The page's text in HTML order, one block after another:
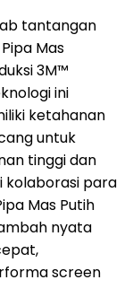
tantangan
Mas
3M™
ini
ketahanan
untuk
tinggi dan
kolaborasi para
Mas Putih
nyata
screen